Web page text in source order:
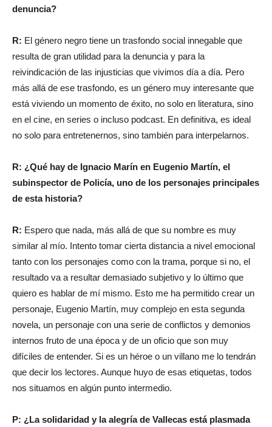
denuncia?
R: El género negro tiene un trasfondo social innegable que
resulta de gran utilidad para la denuncia y para la
reivindicación de las injusticias que vivimos día a día. Pero
más allá de ese trasfondo, es un género muy interesante que
está viviendo un momento de éxito, no solo en literatura, sino
en el cine, en series o incluso podcast. En definitiva, es ideal
no solo para entretenernos, sino también para interpelarnos.
R: ¿Qué hay de Ignacio Marín en Eugenio Martín, el
subinspector de Policía, uno de los personajes principales
de esta historia?
R: Espero que nada, más allá de que su nombre es muy
similar al mío. Intento tomar cierta distancia a nivel emocional
tanto con los personajes como con la trama, porque si no, el
resultado va a resultar demasiado subjetivo y lo último que
quiero es hablar de mí mismo. Esto me ha permitido crear un
personaje, Eugenio Martín, muy complejo en esta segunda
novela, un personaje con una serie de conflictos y demonios
internos fruto de una época y de un oficio que son muy
difíciles de entender. Si es un héroe o un villano me lo tendrán
que decir los lectores. Aunque huyo de esas etiquetas, todos
nos situamos en algún punto intermedio.
P: ¿La solidaridad y la alegría de Vallecas está plasmada